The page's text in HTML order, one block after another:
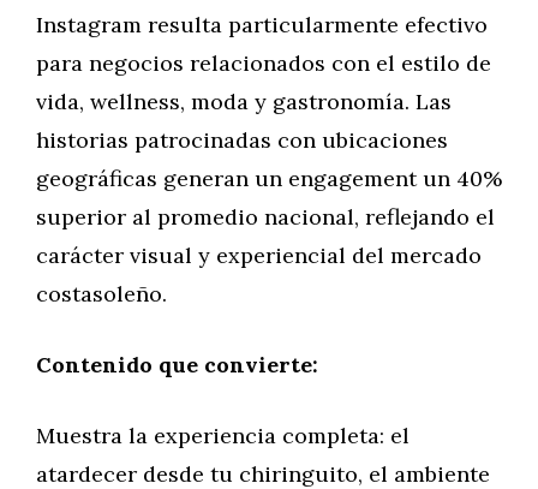
Instagram resulta particularmente efectivo
para negocios relacionados con el estilo de
vida, wellness, moda y gastronomía. Las
historias patrocinadas con ubicaciones
geográficas generan un engagement un 40%
superior al promedio nacional, reflejando el
carácter visual y experiencial del mercado
costasoleño.
Contenido que convierte:
Muestra la experiencia completa: el
atardecer desde tu chiringuito, el ambiente